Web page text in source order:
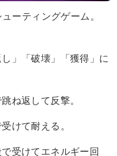
ーティングゲーム。
」「破壊」「獲得」に
ね返して反撃。
けて耐える。
受けてエネルギー回